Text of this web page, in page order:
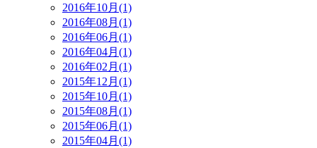
2016年10月(1)
2016年08月(1)
2016年06月(1)
2016年04月(1)
2016年02月(1)
2015年12月(1)
2015年10月(1)
2015年08月(1)
2015年06月(1)
2015年04月(1)